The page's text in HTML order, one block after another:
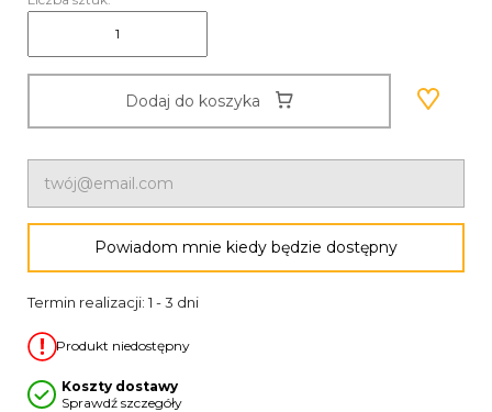
Dodaj do koszyka
Powiadom mnie kiedy będzie dostępny
Termin realizacji: 1 - 3 dni
Produkt niedostępny
Koszty dostawy
Sprawdź szczegóły